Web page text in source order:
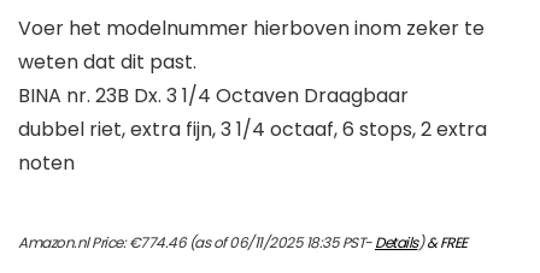
Voer het modelnummer hierboven inom zeker te
weten dat dit past.
BINA nr. 23B Dx. 3 1/4 Octaven Draagbaar
dubbel riet, extra fijn, 3 1/4 octaaf, 6 stops, 2 extra
noten
Amazon.nl Price:€774.46(as of 06/11/2025 18:35 PST-Details)&FREE